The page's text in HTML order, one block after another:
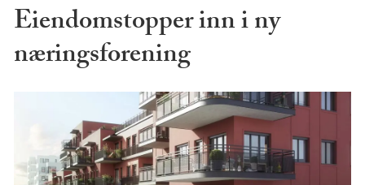
Eiendomstopper inn i ny
næringsforening